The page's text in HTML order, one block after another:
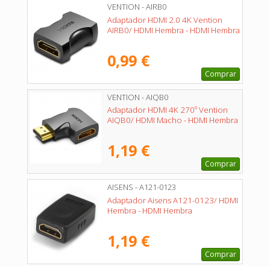
VENTION - AIRB0
Adaptador HDMI 2.0 4K Vention
AIRB0/ HDMI Hembra - HDMI Hembra
0,99 €
Comprar
VENTION - AIQB0
Adaptador HDMI 4K 270º Vention
AIQB0/ HDMI Macho - HDMI Hembra
1,19 €
Comprar
AISENS - A121-0123
Adaptador Aisens A121-0123/ HDMI
Hembra - HDMI Hembra
1,19 €
Comprar